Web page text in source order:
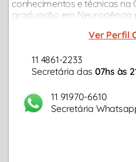
conhecimentos e técnicas na
graduação em Neurociência
"Terapia de Casais" pelo IPQ...
Ver Perfil
11 4861-2233
Secretária das 07hs às
11 91970-6610
Secretária